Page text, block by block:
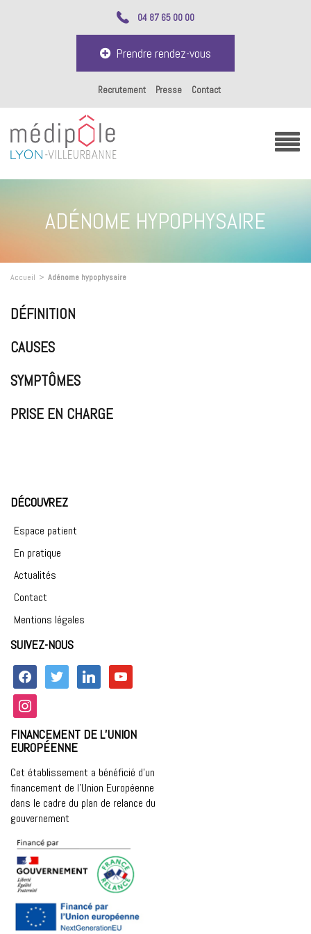
04 87 65 00 00
Prendre rendez-vous
Recrutement Presse Contact
ADÉNOME HYPOPHYSAIRE
Accueil > Adénome hypophysaire
DÉFINITION
CAUSES
SYMPTÔMES
PRISE EN CHARGE
DÉCOUVREZ
Espace patient
En pratique
Actualités
Contact
Mentions légales
SUIVEZ-NOUS
facebook twitter linkedin
youtube
instagram
FINANCEMENT DE L’UNION
EUROPÉENNE
Cet établissement a bénéficié d’un
financement de l’Union Européenne
dans le cadre du plan de relance du
gouvernement